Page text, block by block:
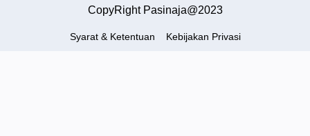
CopyRight Pasinaja@2023
Syarat & Ketentuan Kebijakan Privasi